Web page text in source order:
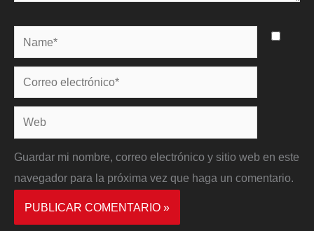
Name*
Correo
electrónico*
Web
Guardar mi nombre, correo electrónico y sitio web en este
navegador para la próxima vez que haga un comentario.